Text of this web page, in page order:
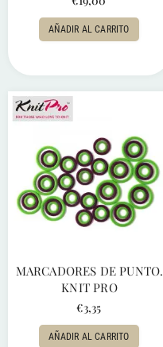
AÑADIR AL CARRITO
MARCADORES DE PUNTO.
KNIT PRO
€3,35
AÑADIR AL CARRITO